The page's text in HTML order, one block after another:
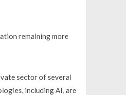
remaining more
sector of several
including AI, are